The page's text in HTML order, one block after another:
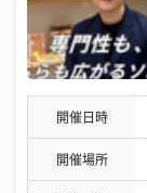
開催日時
開催場所